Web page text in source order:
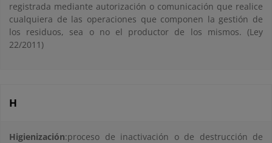
registrada mediante autorización o comunicación que realice
cualquiera de las operaciones que componen la gestión de
los residuos, sea o no el productor de los mismos. (Ley
22/2011)
H
Higienización:proceso de inactivación o de destrucción de